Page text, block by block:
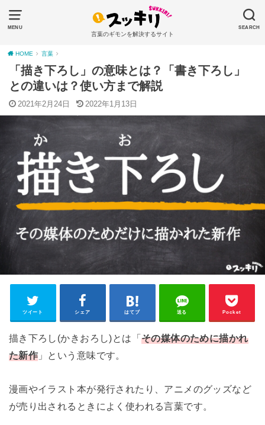
MENU SEARCH
言葉のギモンを解決するサイト
HOME 言葉
「描き下ろし」の意味とは？「書き下ろし」
との違いは？使い方まで解説
2021年2月24日 2022年1月13日
ツイート シェア はてブ 送る Pocket
描き下ろし(かきおろし)とは「その媒体のために描かれ
た新作 」という意味です。
漫画やイラスト本が発行されたり、アニメのグッズなど
が売り出されるときによく使われる言葉です。